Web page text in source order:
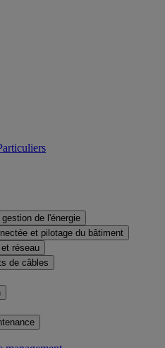
de l'énergie
et pilotage du bâtiment
réseau
de câbles